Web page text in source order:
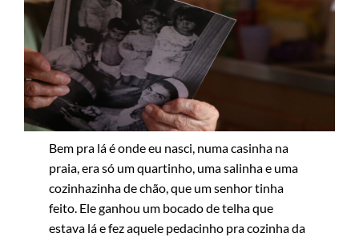
Bem pra lá é onde eu nasci, numa casinha na
praia, era só um quartinho, uma salinha e uma
cozinhazinha de chão, que um senhor tinha
feito. Ele ganhou um bocado de telha que
estava lá e fez aquele pedacinho pra cozinha da